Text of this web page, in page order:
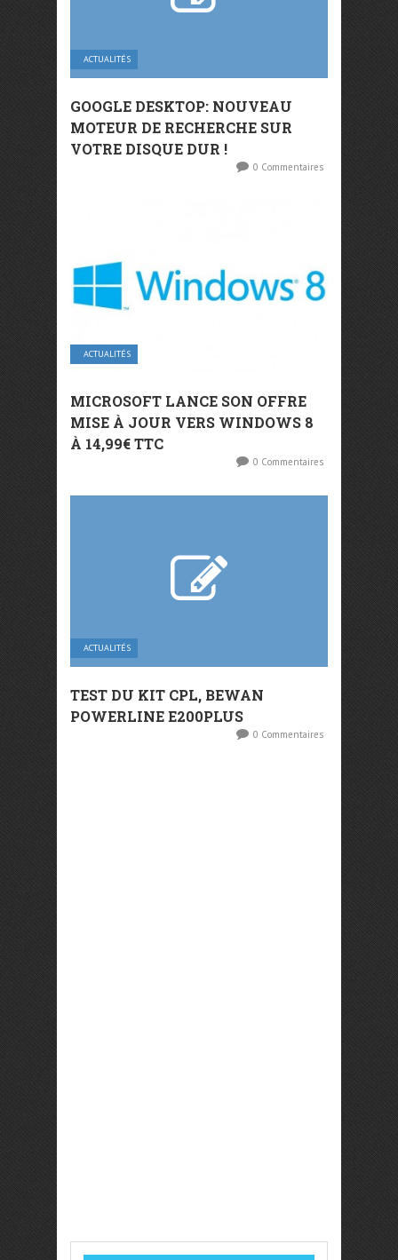
ACTUALITÉS
GOOGLE DESKTOP: NOUVEAU
MOTEUR DE RECHERCHE SUR
VOTRE DISQUE DUR !
0 Commentaires
ACTUALITÉS
MICROSOFT LANCE SON OFFRE
MISE À JOUR VERS WINDOWS 8
À 14,99€ TTC
0 Commentaires
ACTUALITÉS
TEST DU KIT CPL, BEWAN
POWERLINE E200PLUS
0 Commentaires